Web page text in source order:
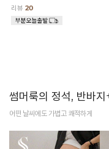
리뷰 20
썸머룩의 정석, 반바지
어떤 날씨에도 가볍고 쾌적하게